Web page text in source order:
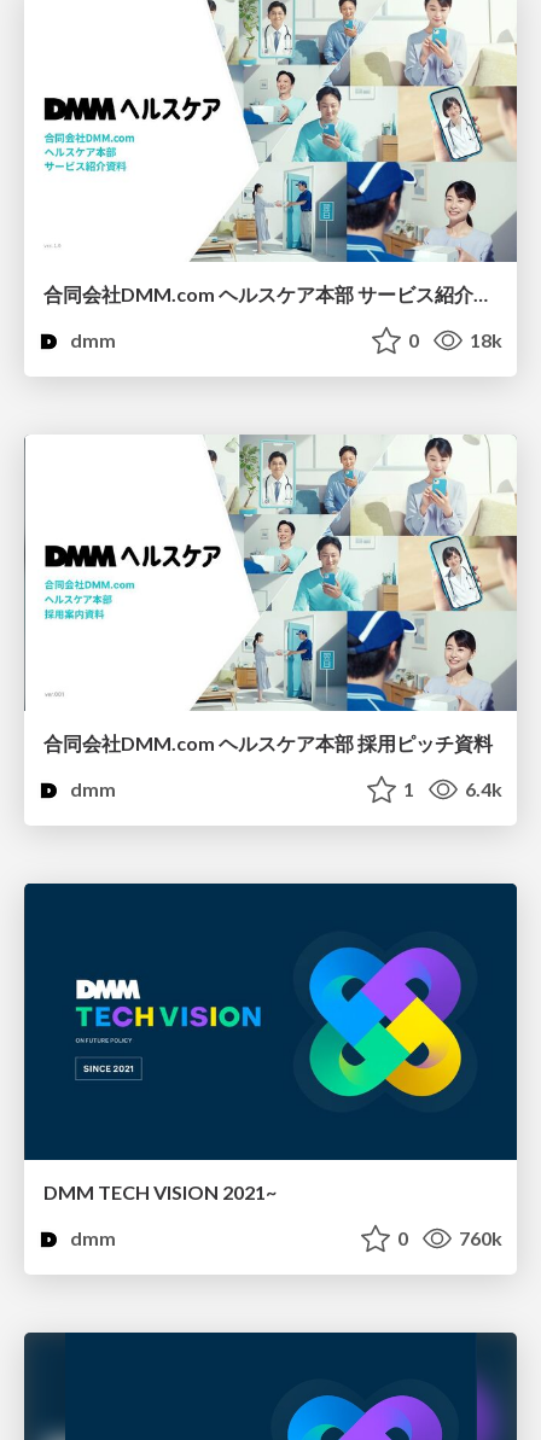
dmm
0 18k
合同会社DMM.com ヘルスケア本部 採用ピッチ資料
dmm
1 6.4k
DMM TECH VISION 2021~
dmm
0 760k